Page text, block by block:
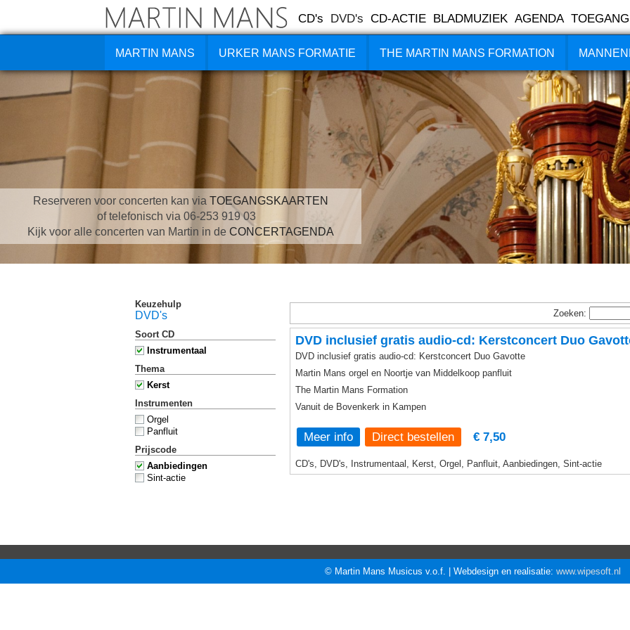
CD's DVD's CD-ACTIE BLADMUZIEK AGENDA
MARTIN MANS URKER MANS FORMATIE THE MARTIN MANS FORMATION
Reserveren voor concerten kan via TOEGANGSKAARTEN
of telefonisch via 06-253 919 03
Kijk voor alle concerten van Martin in de CONCERTAGENDA
Keuzehulp
DVD's
Soort CD
Instrumentaal
Thema
Kerst
Instrumenten
Orgel
Panfluit
Prijscode
Aanbiedingen
Sint-actie
Zoeken:
DVD inclusief gratis audio-cd: Kerstconcert Duo
DVD inclusief gratis audio-cd: Kerstconcert Duo Gavotte
Martin Mans orgel en Noortje van Middelkoop panfluit
The Martin Mans Formation
Vanuit de Bovenkerk in Kampen
Meer info € 7,50
CD's, DVD's, Instrumentaal, Kerst, Orgel, Panfluit, Aanbiedingen, Sint-actie
© Martin Mans Musicus v.o.f. | Webdesign en realisatie: www.wipesoft.nl